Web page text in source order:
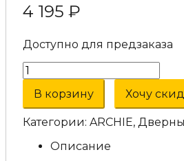
4 195 ₽
Доступно для предзаказа
Количество
товара
Дверная
ручка
на
розетке
В корзину Хочу
Категории: ARCHIE,
Описание